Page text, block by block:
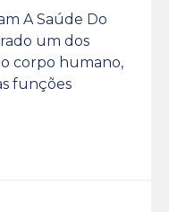
A Saúde Do
um dos
corpo humano,
funções